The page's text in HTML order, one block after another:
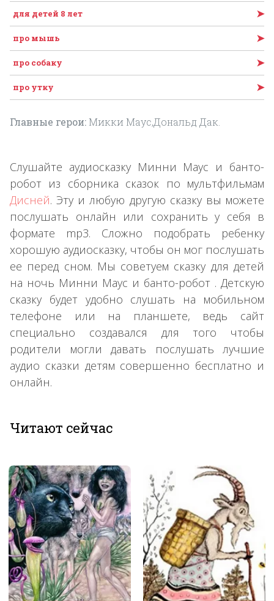
для детей 8 лет ➤
про мышь ➤
про собаку ➤
про утку ➤
Главные герои:Микки Маус,Дональд Дак.
Слушайте аудиосказку Минни Маус и банто-
робот из сборника сказок по мультфильмам
Дисней. Эту и любую другую сказку вы можете
послушать онлайн или сохранить у себя в
формате mp3. Сложно подобрать ребенку
хорошую аудиосказку, чтобы он мог послушать
ее перед сном. Мы советуем сказку для детей
на ночь Минни Маус и банто-робот . Детскую
сказку будет удобно слушать на мобильном
телефоне или на планшете, ведь сайт
специально создавался для того чтобы
родители могли давать послушать лучшие
аудио сказки детям совершенно бесплатно и
онлайн.
Читают сейчас